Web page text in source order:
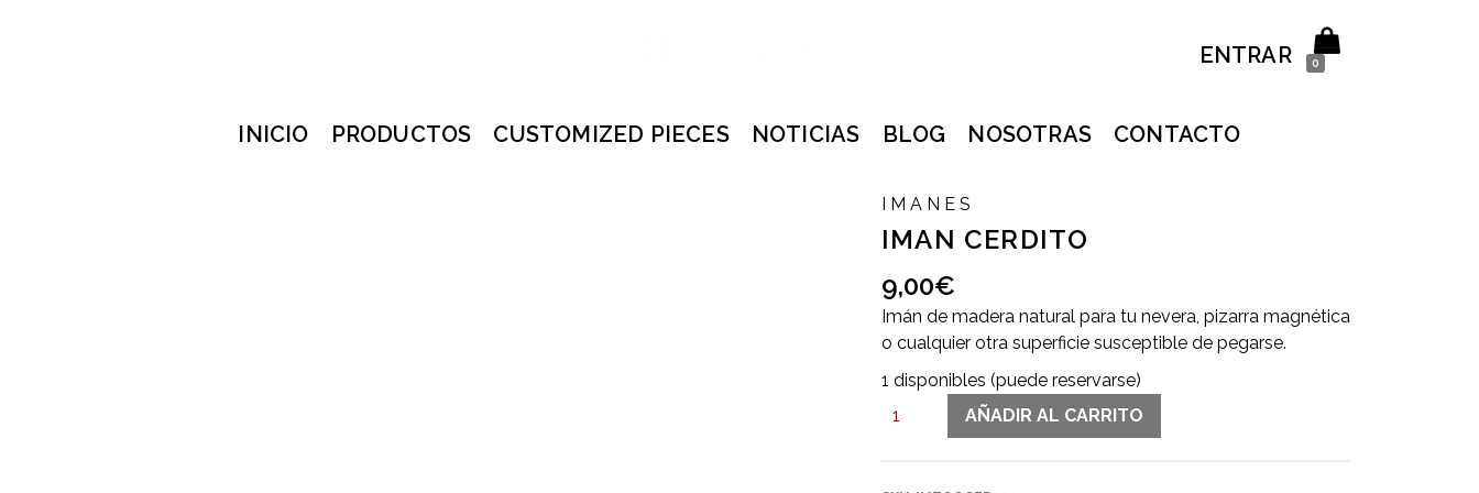
ENTRAR 0
INICIO PRODUCTOS CUSTOMIZED PIECES NOTICIAS BLOG NOSOTRAS CONTACTO
IMANES
IMAN CERDITO
9,00€
Imán de madera natural para tu nevera, pizarra magnética
o cualquier otra superficie susceptible de pegarse.
1 disponibles (puede reservarse)
IMAN
AÑADIR AL CARRITO